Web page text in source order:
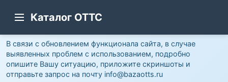
Каталог ОТТС
В связи с обновлением функционала сайта, в случае
выявленных проблем с использованием, подробно
опишите Вашу ситуацию, приложите скриншоты и
отправьте запрос на почту info@bazaotts.ru